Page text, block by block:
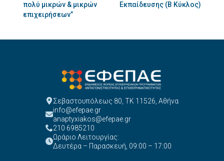
πολύ μικρών & μικρών
επιχειρήσεων”
Εκπαίδευσης (Β Κύκλος)
Σεβαστουπόλεως 80, ΤΚ 11526, Αθήνα
info@efepae.gr
anaptyxiakos@efepae.gr
210 6985210
Ωράριο Λειτουργίας:
Δευτέρα – Παρασκευή, 09:00 – 17:00